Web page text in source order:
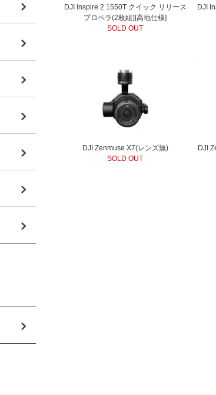
DJI Inspire 2 1550T クイック リリース
プロペラ(2枚組)[高地仕様]
SOLD OUT
DJI
DJI Zenmuse X7(レンズ無)
SOLD OUT
DJI